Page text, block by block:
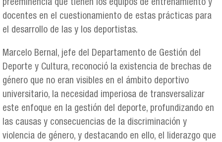
preeminencia que tienen los equipos de entrenamiento y
docentes en el cuestionamiento de estas prácticas para
el desarrollo de las y los deportistas.
Marcelo Bernal, jefe del Departamento de Gestión del
Deporte y Cultura, reconoció la existencia de brechas de
género que no eran visibles en el ámbito deportivo
universitario, la necesidad imperiosa de transversalizar
este enfoque en la gestión del deporte, profundizando en
las causas y consecuencias de la discriminación y
violencia de género, y destacando en ello, el liderazgo que